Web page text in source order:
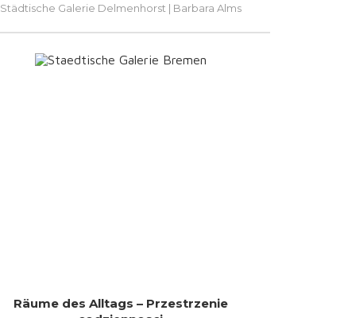
Städtische Galerie Delmenhorst | Barbara Alms
Räume des Alltags – Przestrzenie